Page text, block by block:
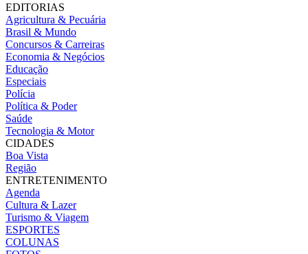
EDITORIAS
Agricultura & Pecuária
Brasil & Mundo
Concursos & Carreiras
Economia & Negócios
Educação
Especiais
Polícia
Política & Poder
Saúde
Tecnologia & Motor
CIDADES
Boa Vista
Região
ENTRETENIMENTO
Agenda
Cultura & Lazer
Turismo & Viagem
ESPORTES
COLUNAS